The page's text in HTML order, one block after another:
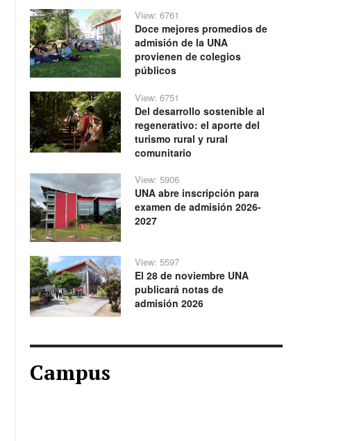
View: 6761
Doce mejores promedios de
admisión de la UNA
provienen de colegios
públicos
View: 6751
Del desarrollo sostenible al
regenerativo: el aporte del
turismo rural y rural
comunitario
View: 5906
UNA abre inscripción para
examen de admisión 2026-
2027
View: 5597
El 28 de noviembre UNA
publicará notas de
admisión 2026
Campus